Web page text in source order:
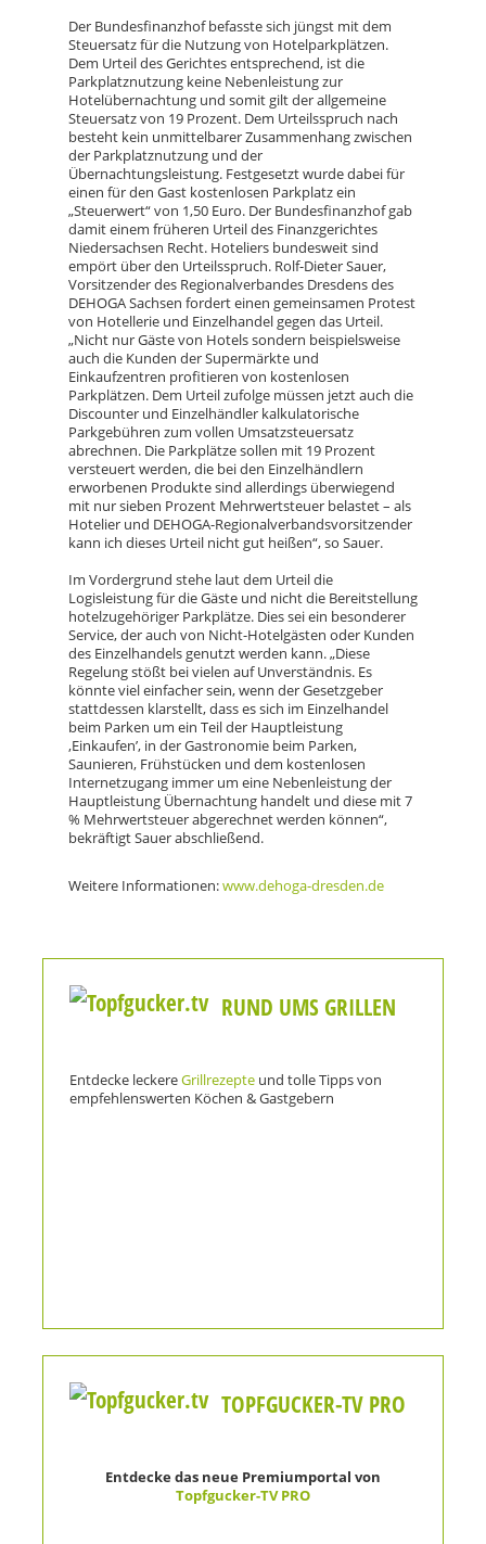
Der Bundesfinanzhof befasste sich jüngst mit dem
Steuersatz für die Nutzung von Hotelparkplätzen.
Dem Urteil des Gerichtes entsprechend, ist die
Parkplatznutzung keine Nebenleistung zur
Hotelübernachtung und somit gilt der allgemeine
Steuersatz von 19 Prozent. Dem Urteilsspruch nach
besteht kein unmittelbarer Zusammenhang zwischen
der Parkplatznutzung und der
Übernachtungsleistung. Festgesetzt wurde dabei für
einen für den Gast kostenlosen Parkplatz ein
„Steuerwert“ von 1,50 Euro. Der Bundesfinanzhof gab
damit einem früheren Urteil des Finanzgerichtes
Niedersachsen Recht. Hoteliers bundesweit sind
empört über den Urteilsspruch. Rolf-Dieter Sauer,
Vorsitzender des Regionalverbandes Dresdens des
DEHOGA Sachsen fordert einen gemeinsamen Protest
von Hotellerie und Einzelhandel gegen das Urteil.
„Nicht nur Gäste von Hotels sondern beispielsweise
auch die Kunden der Supermärkte und
Einkaufzentren profitieren von kostenlosen
Parkplätzen. Dem Urteil zufolge müssen jetzt auch die
Discounter und Einzelhändler kalkulatorische
Parkgebühren zum vollen Umsatzsteuersatz
abrechnen. Die Parkplätze sollen mit 19 Prozent
versteuert werden, die bei den Einzelhändlern
erworbenen Produkte sind allerdings überwiegend
mit nur sieben Prozent Mehrwertsteuer belastet – als
Hotelier und DEHOGA-Regionalverbandsvorsitzender
kann ich dieses Urteil nicht gut heißen“, so Sauer.
Im Vordergrund stehe laut dem Urteil die
Logisleistung für die Gäste und nicht die Bereitstellung
hotelzugehöriger Parkplätze. Dies sei ein besonderer
Service, der auch von Nicht-Hotelgästen oder Kunden
des Einzelhandels genutzt werden kann. „Diese
Regelung stößt bei vielen auf Unverständnis. Es
könnte viel einfacher sein, wenn der Gesetzgeber
stattdessen klarstellt, dass es sich im Einzelhandel
beim Parken um ein Teil der Hauptleistung
‚Einkaufen’, in der Gastronomie beim Parken,
Saunieren, Frühstücken und dem kostenlosen
Internetzugang immer um eine Nebenleistung der
Hauptleistung Übernachtung handelt und diese mit 7
% Mehrwertsteuer abgerechnet werden können“,
bekräftigt Sauer abschließend.
Weitere Informationen:www.dehoga-dresden.de
RUND UMS GRILLEN
Entdecke leckereGrillrezepte und tolle Tipps von
empfehlenswerten Köchen & Gastgebern
TOPFGUCKER-TV PRO
Entdecke das neue Premiumportal von
Topfgucker-TV PRO